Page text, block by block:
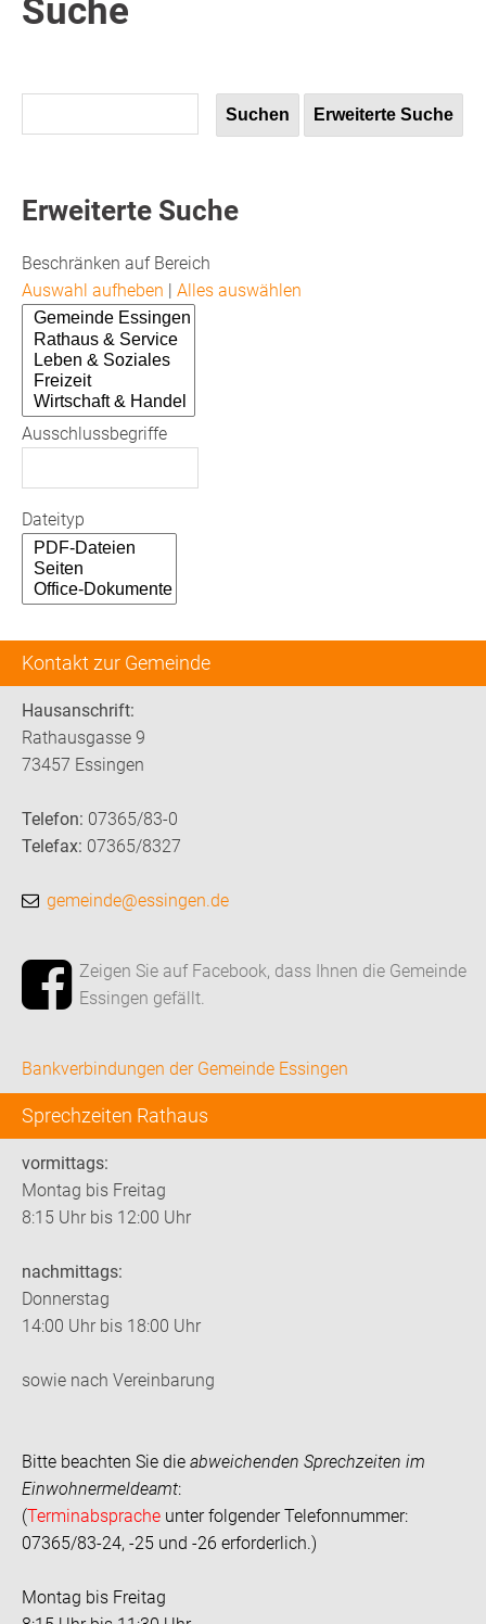
Kontakt zur Gemeinde
Hausanschrift:
Rathausgasse 9
73457 Essingen
Telefon: 07365/83-0
Telefax: 07365/8327
gemeinde@essingen.de
Zeigen Sie auf Facebook, dass Ihnen die Gemeinde
Essingen gefällt.
Bankverbindungen der Gemeinde Essingen
Sprechzeiten Rathaus
vormittags:
Montag bis Freitag
8:15 Uhr bis 12:00 Uhr
nachmittags:
Donnerstag
14:00 Uhr bis 18:00 Uhr
sowie nach Vereinbarung
Bitte beachten Sie die abweichenden Sprechzeiten im
Einwohnermeldeamt:
(Terminabsprache unter folgender Telefonnummer:
07365/83-24, -25 und -26 erforderlich.)
Montag bis Freitag
Suche
Suchen Erweiterte Suche
Erweiterte Suche
Beschränken auf Bereich
Auswahl aufheben
Alles auswählen
Ausschlussbegriffe
Dateityp